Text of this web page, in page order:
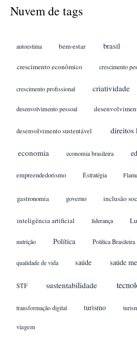
Nuvem de tags
autoestima bem-estar brasil
crescimento econômico crescimento
crescimento profissional criatividade
desenvolvimento pessoal
desenvolvimento sustentável direitos
economia economia brasileira
empreendedorismo Estratégia
gastronomia governo inclusão
inteligência artificial liderança
nutrição Política Política Brasileira
qualidade de vida saúde saúde
STF sustentabilidade
transformação digital turismo
viagem